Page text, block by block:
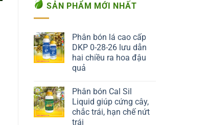
SẢN PHẨM MỚI NHẤT
Phân bón lá cao cấp
DKP 0-28-26 lưu dẫn
hai chiều ra hoa đậu
quả
Phân bón Cal Sil
Liquid giúp cứng cây,
chắc trái, hạn chế nứt
trái